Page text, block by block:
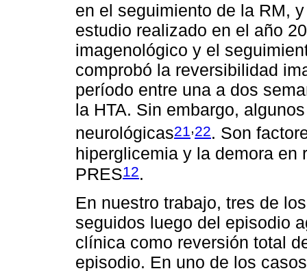
en el seguimiento de la RM,
estudio realizado en el año
imagenológico y el
comprobó la reversibilidad
período entre una a dos
la HTA. Sin embargo,
neurológicas21 ,22. Son
hiperglicemia y la demora en
PRES12.
En nuestro trabajo, tres de
seguidos luego del episodio
clínica como reversión total
episodio. En uno de los